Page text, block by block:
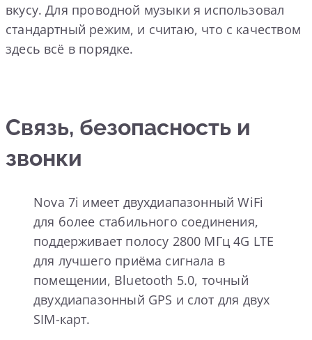
вкусу. Для проводной музыки я использовал
стандартный режим, и считаю, что с качеством
здесь всё в порядке.
Связь, безопасность и
звонки
Nova 7i имеет двухдиапазонный WiFi
для более стабильного соединения,
поддерживает полосу 2800 МГц 4G LTE
для лучшего приёма сигнала в
помещении, Bluetooth 5.0, точный
двухдиапазонный GPS и слот для двух
SIM-карт.